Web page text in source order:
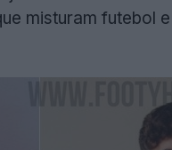
misturam futebol